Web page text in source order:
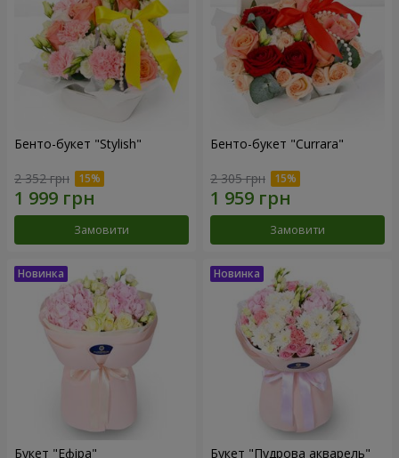
Бенто-букет "Stylish"
2 352 грн
Замовити
Бенто-букет "Currara"
2 305 грн
Замовити
Букет "Ефіра" Букет "Пудрова акварель"